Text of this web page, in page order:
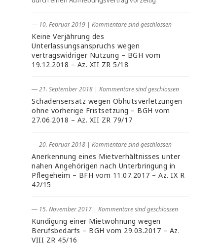
― 10. Februar 2019 | Kommentare sind geschlossen
Keine Verjährung des
Unterlassungsanspruchs wegen
vertragswidriger Nutzung – BGH vom
19.12.2018 – Az. XII ZR 5/18
― 21. September 2018 | Kommentare sind geschlossen
Schadensersatz wegen Obhutsverletzungen
ohne vorherige Fristsetzung – BGH vom
27.06.2018 – Az. XII ZR 79/17
― 20. Februar 2018 | Kommentare sind geschlossen
Anerkennung eines Mietverhältnisses unter
nahen Angehörigen nach Unterbringung in
Pflegeheim – BFH vom 11.07.2017 – Az. IX R
42/15
― 15. November 2017 | Kommentare sind geschlossen
Kündigung einer Mietwohnung wegen
Berufsbedarfs – BGH vom 29.03.2017 – Az.
VIII ZR 45/16